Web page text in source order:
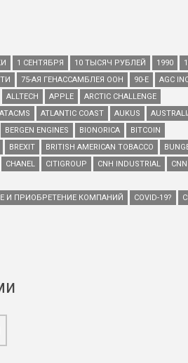
1 СЕНТЯБРЯ 10 ТЫСЯЧ РУБЛЕЙ 1990
75-АЯ ГЕНАССАМБЛЕЯ ООН 90-Е
AGC
ALLTECH APPLE
ARCTIC CHALLENGE
ATACMS ATLANTIC COAST AUKUS
BERGEN ENGINES BIONORICA
BITCOIN
BREXIT BRITISH AMERICAN TOBACCO
CHANEL CITIGROUP CNH INDUSTRIAL
CNN
И ПРИОБРЕТЕНИЕ КОМПАНИЙ
COVID-19?